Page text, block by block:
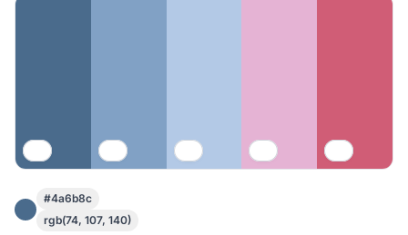
#4a6b8c
rgb(74, 107, 140)